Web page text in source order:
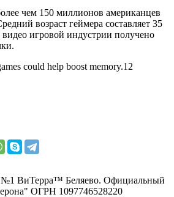
чем 150 миллионов американцев
возраст геймера составляет 35
игровой индустрии получено
could help boost memory.12
№1 ВиТерра™ Беляево. Официальный
ОГРН 1097746528220